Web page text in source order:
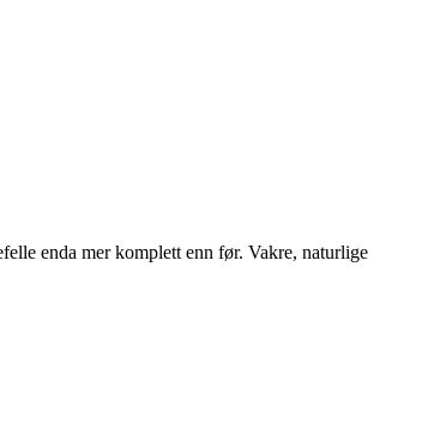
enda mer komplett enn før. Vakre, naturlige